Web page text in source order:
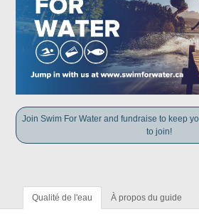
Join Swim For Water and fundraise to keep
to join!
Qualité de l'eau À propos du guide